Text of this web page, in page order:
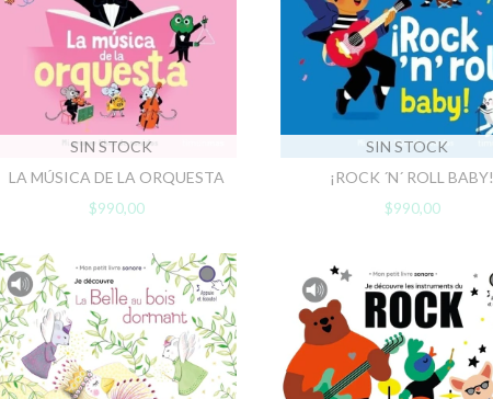
SIN STOCK
LA MÚSICA DE LA ORQUESTA
$990,00
SIN STOCK
¡ROCK ´N´ ROLL BABY!
$990,00